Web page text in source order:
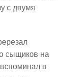
с двумя
сыщиков на
в